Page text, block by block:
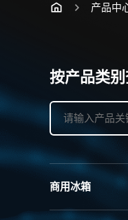
产品中
按产品类
商用冰箱